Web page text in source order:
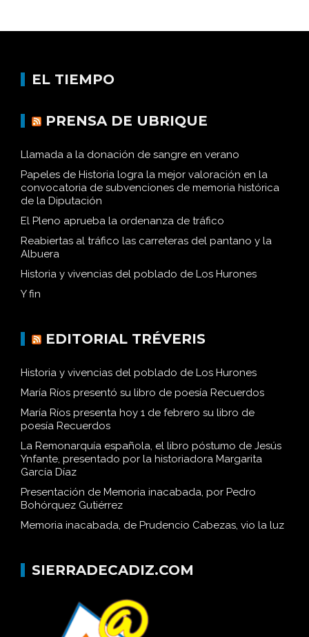
EL TIEMPO
PRENSA DE UBRIQUE
Llamada a la donación de sangre en verano
Papeles de Historia logra la mejor valoración en la
convocatoria de subvenciones de memoria histórica
de la Diputación
El Pleno aprueba la ordenanza de tráfico
Reabiertas al tráfico las carreteras del pantano y la
Albuera
Historia y vivencias del poblado de Los Hurones
Y fin
EDITORIAL TRÉVERIS
Historia y vivencias del poblado de Los Hurones
María Ríos presentó su libro de poesía Recuerdos
María Ríos presenta hoy 1 de febrero su libro de
poesía Recuerdos
La Remonarquía española, el libro póstumo de Jesús
Ynfante, presentado por la historiadora Margarita
García Díaz
Presentación de Memoria inacabada, por Pedro
Bohórquez Gutiérrez
Memoria inacabada, de Prudencio Cabezas, vio la luz
SIERRADECADIZ.COM